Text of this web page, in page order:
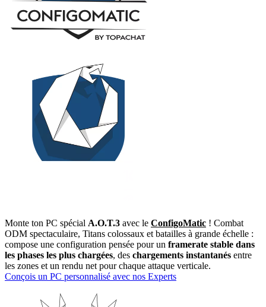
Monte ton PC spécial A.O.T.3 avec le ConfigoMatic ! Combat
ODM spectaculaire, Titans colossaux et batailles à grande échelle :
compose une configuration pensée pour un framerate stable dans
les phases les plus chargées, des chargements instantanés entre
les zones et un rendu net pour chaque attaque verticale.
Conçois un PC personnalisé avec nos Experts